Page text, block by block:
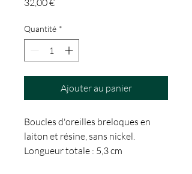
32,00 €
Quantité *
Ajouter au panier
Boucles d'oreilles breloques en
laiton et résine, sans nickel.
Longueur totale : 5,3 cm